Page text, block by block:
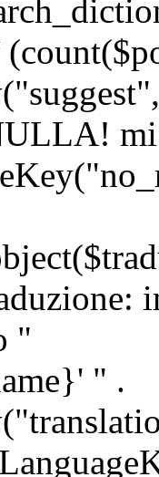
mi
"
" .